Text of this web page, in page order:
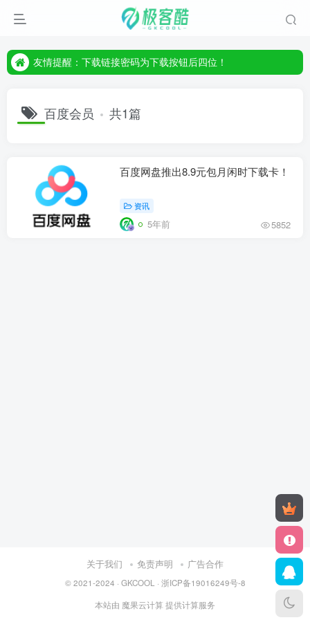
友情提醒：下载链接密码为下载按钮后四位！
友情提醒：下载链接密码为下载按钮后四位！
百度会员 共1篇
百度网盘推出8.9元包月闲时下载卡！
资讯
5年前 5852
关于我们 免责声明 广告合作
© 2021-2024 · GKCOOL · 浙ICP备19016249号-8
本站由 魔果云计算 提供计算服务